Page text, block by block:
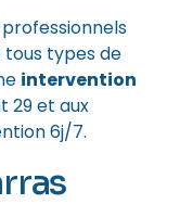
tous types de
intervention
29 et aux
6j/7.